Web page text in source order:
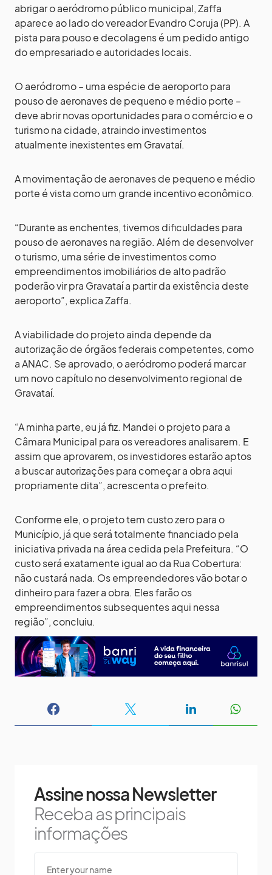
abrigar o aeródromo público municipal, Zaffa
aparece ao lado do vereador Evandro Coruja (PP). A
pista para pouso e decolagens é um pedido antigo
do empresariado e autoridades locais.
O aeródromo – uma espécie de aeroporto para
pouso de aeronaves de pequeno e médio porte –
deve abrir novas oportunidades para o comércio e o
turismo na cidade, atraindo investimentos
atualmente inexistentes em Gravataí.
A movimentação de aeronaves de pequeno e médio
porte é vista como um grande incentivo econômico.
“Durante as enchentes, tivemos dificuldades para
pouso de aeronaves na região. Além de desenvolver
o turismo, uma série de investimentos como
empreendimentos imobiliários de alto padrão
poderão vir pra Gravataí a partir da existência deste
aeroporto”, explica Zaffa.
A viabilidade do projeto ainda depende da
autorização de órgãos federais competentes, como
a ANAC. Se aprovado, o aeródromo poderá marcar
um novo capítulo no desenvolvimento regional de
Gravataí.
“A minha parte, eu já fiz. Mandei o projeto para a
Câmara Municipal para os vereadores analisarem. E
assim que aprovarem, os investidores estarão aptos
a buscar autorizações para começar a obra aqui
propriamente dita”, acrescenta o prefeito.
Conforme ele, o projeto tem custo zero para o
Município, já que será totalmente financiado pela
iniciativa privada na área cedida pela Prefeitura. “O
custo será exatamente igual ao da Rua Cobertura:
não custará nada. Os empreendedores vão botar o
dinheiro para fazer a obra. Eles farão os
empreendimentos subsequentes aqui nessa
região”, concluiu.
Assine nossa Newsletter
Receba as principais
informações